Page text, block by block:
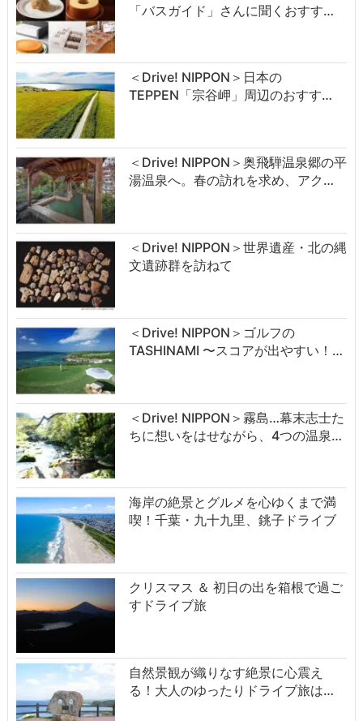
「バスガイド」さんに聞くおすす…
＜Drive! NIPPON＞日本の
TEPPEN「宗谷岬」周辺のおすす…
＜Drive! NIPPON＞奥飛騨温泉郷の平
湯温泉へ。春の訪れを求め、アク…
＜Drive! NIPPON＞世界遺産・北の縄
文遺跡群を訪ねて
＜Drive! NIPPON＞ゴルフの
TASHINAMI 〜スコアが出やすい！…
＜Drive! NIPPON＞霧島…幕末志士た
ちに想いをはせながら、4つの温泉…
海岸の絶景とグルメを心ゆくまで満
喫！千葉・九十九里、銚子ドライブ
クリスマス ＆ 初日の出を箱根で過ご
すドライブ旅
自然景観が織りなす絶景に心震え
る！大人のゆったりドライブ旅は…